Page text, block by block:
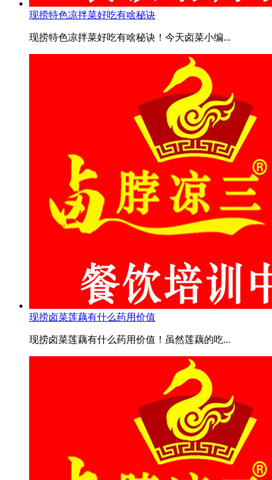
现捞特色凉拌菜好吃有啥秘诀
现捞特色凉拌菜好吃有啥秘诀！今天卤菜小编...
现捞卤菜莲藕有什么药用价值
现捞卤菜莲藕有什么药用价值！虽然莲藕的吃...